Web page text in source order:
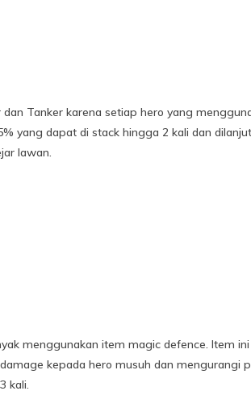
Tanker karena setiap hero yang
yang dapat di stack hingga 2 kali dan
lawan.
menggunakan item magic defence. Item
kepada hero musuh dan mengurangi
kali.